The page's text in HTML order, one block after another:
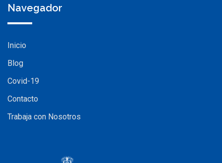
Navegador
Inicio
Blog
Covid-19
Contacto
Trabaja con Nosotros